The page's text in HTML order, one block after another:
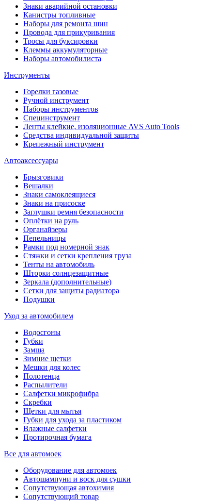
Знаки аварийной остановки
Канистры топливные
Наборы для ремонта шин
Провода для прикуривания
Тросы для буксировки
Клеммы аккумуляторные
Наборы автомобилиста
Инструменты
Горелки газовые
Ручной инструмент
Наборы инструментов
Специнструмент
Ленты клейкие, изоляционные AVS Auto Tools
Средства индивидуальной защиты
Крепежный инструмент
Автоаксессуары
Брызговики
Вешалки
Знаки самоклеящиеся
Знаки на присоске
Заглушки ремня безопасности
Оплётки на руль
Органайзеры
Пепельницы
Рамки под номерной знак
Стяжки и сетки крепления груза
Тенты на автомобиль
Шторки солнцезащитные
Зеркала (дополнительные)
Сетки для защиты радиатора
Подушки
Уход за автомобилем
Водосгоны
Губки
Замша
Зимние щетки
Мешки для колес
Полотенца
Распылители
Салфетки микрофибра
Скребки
Щетки для мытья
Губки для ухода за пластиком
Влажные салфетки
Протирочная бумага
Все для автомоек
Оборудование для автомоек
Автошампуни и воск для сушки
Сопутствующая автохимия
Сопутствующий товар